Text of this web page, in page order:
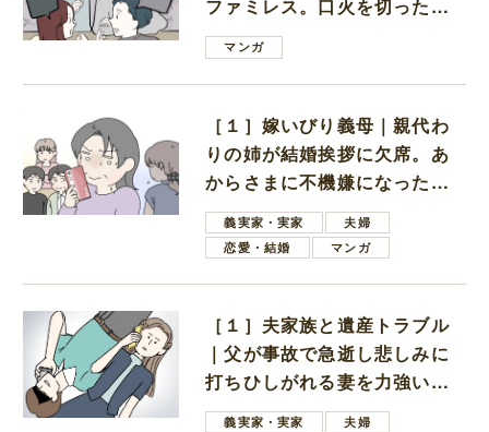
ファミレス。口火を切ったの
は電車好きの男の子ママ
マンガ
［１］嫁いびり義母｜親代わ
りの姉が結婚挨拶に欠席。あ
からさまに不機嫌になった義
母義実家・実家
夫婦
恋愛・結婚
マンガ
［１］夫家族と遺産トラブル
｜父が事故で急逝し悲しみに
打ちひしがれる妻を力強い言
葉で励ます夫
義実家・実家
夫婦